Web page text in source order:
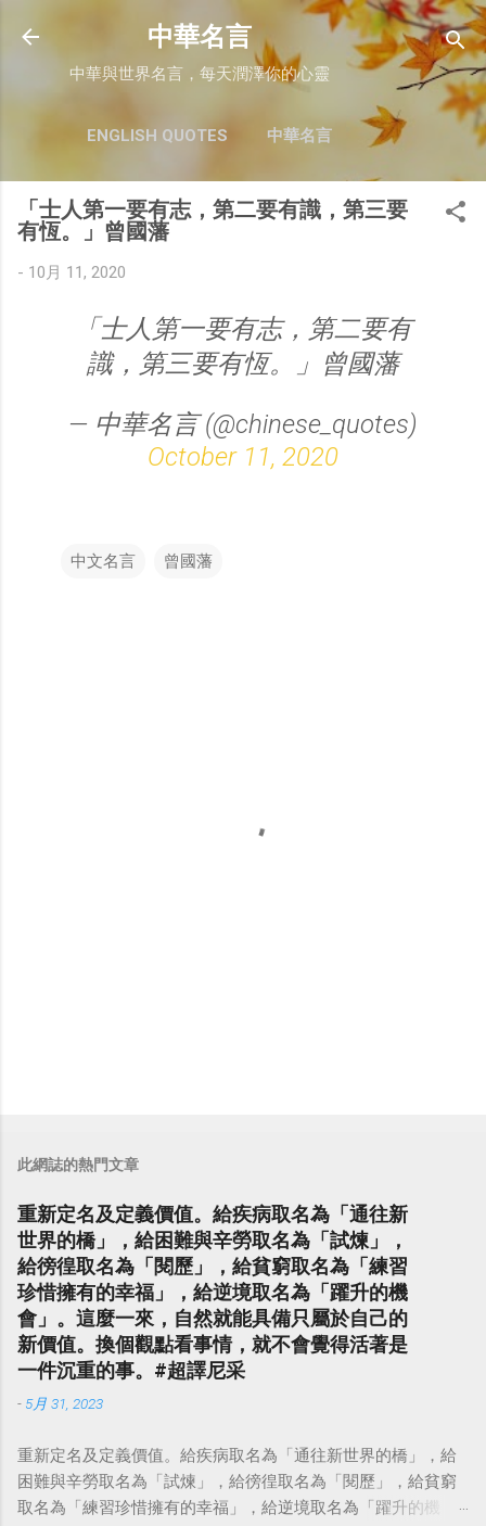
跳至主要內容
中華名言
中華與世界名言，每天潤澤你的心靈
ENGLISH QUOTES 中華名言
「士人第一要有志，第二要有識，第三要
有恆。」曾國藩
- 10月 11, 2020
「士人第一要有志，第二要有
識，第三要有恆。」曾國藩
— 中華名言 (@chinese_quotes)
October 11, 2020
中文名言 曾國藩
此網誌的熱門文章
重新定名及定義價值。給疾病取名為「通往新
世界的橋」，給困難與辛勞取名為「試煉」，
給徬徨取名為「閱歷」，給貧窮取名為「練習
珍惜擁有的幸福」，給逆境取名為「躍升的機
會」。這麼一來，自然就能具備只屬於自己的
新價值。換個觀點看事情，就不會覺得活著是
一件沉重的事。#超譯尼采
- 5月 31, 2023
重新定名及定義價值。給疾病取名為「通往新世界的橋」，給
困難與辛勞取名為「試煉」，給徬徨取名為「閱歷」，給貧窮
取名為「練習珍惜擁有的幸福」，給逆境取名為「躍升的機